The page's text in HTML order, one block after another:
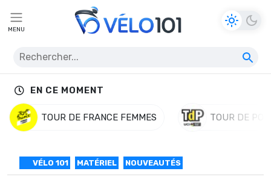
MENU
EN CE MOMENT
TOUR DE FRANCE FEMMES TOUR DE
VÉLO 101 MATÉRIEL NOUVEAUTÉS